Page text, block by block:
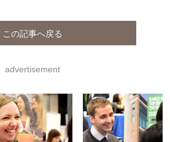
この記事へ戻る
advertisement